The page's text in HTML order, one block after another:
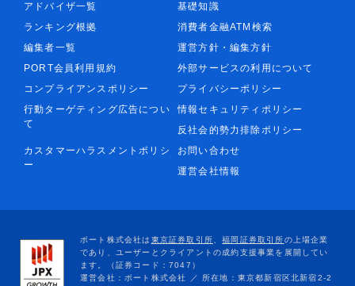
アドバイザ一覧
基礎知識
ランキング根拠
消費者金融ATM検索
編集者一覧
運営方針・編集方針
PORT会員利用規約
外部サービスの利用について
コンプライアンスポリシー
プライバシーポリシー
行動ターゲティング広告につい
て
情報セキュリティポリシー
反社会的勢力排除ポリシー
カスタマーハラスメントポリシ
ー
お問い合わせ
運営会社情報